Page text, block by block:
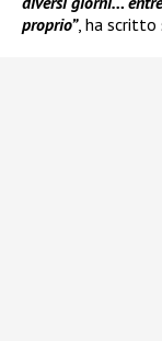
proprio”, ha scritto